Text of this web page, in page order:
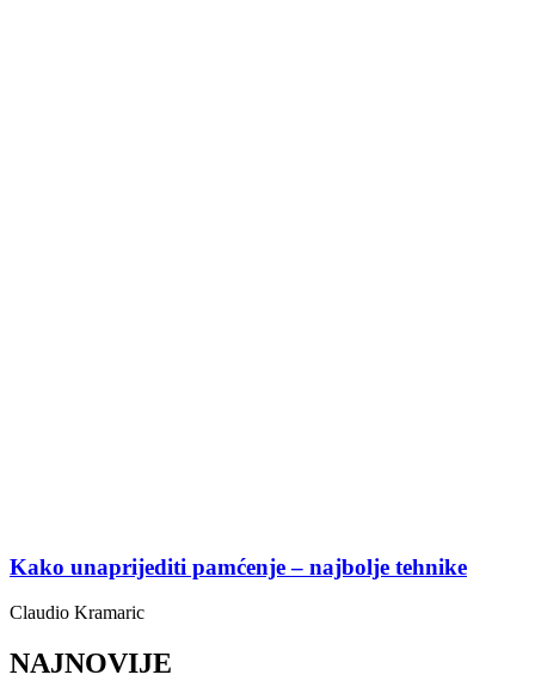
Kako unaprijediti pamćenje – najbolje tehnike
Claudio Kramaric
NAJNOVIJE